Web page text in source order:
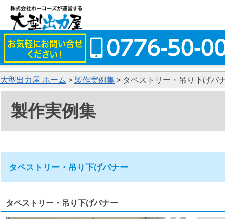
大型出力屋 ホーム > 製作実例集 > タペストリー・吊り下げバ
製作実例集
タペストリー・吊り下げバナー
タペストリー・吊り下げバナー